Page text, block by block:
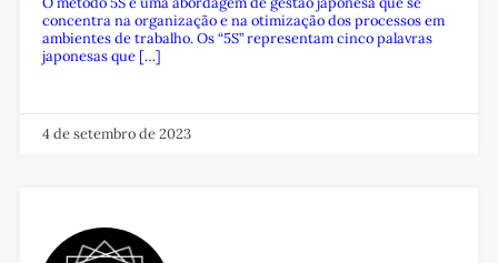
concentra na organização e na otimização dos processos em
ambientes de trabalho. Os “5S” representam cinco palavras
japonesas que […]
4 de setembro de 2023